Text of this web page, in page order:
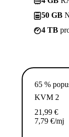
50 GB
4 TB
65 %
KVM 2
21,99 €
7,79 €/mj